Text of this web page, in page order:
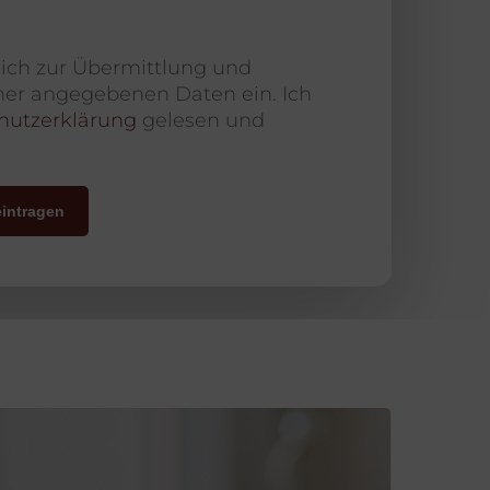
zur Übermittlung und
angegebenen Daten ein. Ich
gelesen und